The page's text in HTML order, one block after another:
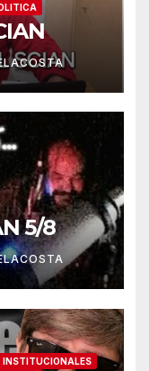
5/8
INSTITUCIONALES